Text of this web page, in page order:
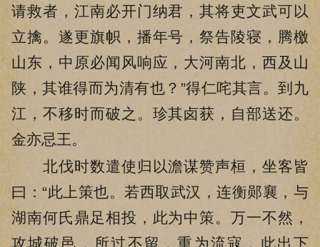
请救者，江南必开门纳君，其将吏文武可以
立擒。遂更旗帜，播年号，祭告陵寝，腾檄
山东，中原必闻风响应，大河南北，西及山
陕，其谁得而为清有也？”得仁咤其言。到九
江，不移时而破之。珍其卤获，自部送还。
金亦忌王。
北伐时数遣使归以澹谋赞声桓，坐客皆
曰：“此上策也。若西取武汉，连衡郧襄，与
湖南何氏鼎足相投，此为中策。万一不然，
攻城破邑，所过不留，重为流寇，此出下